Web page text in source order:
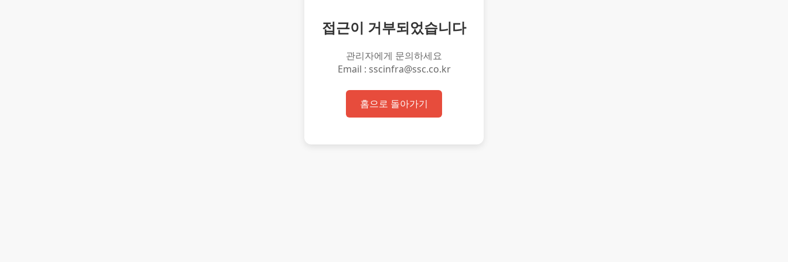
접근이 거부되었습니다
관리자에게 문의하세요
Email : sscinfra@ssc.co.kr
홈으로 돌아가기